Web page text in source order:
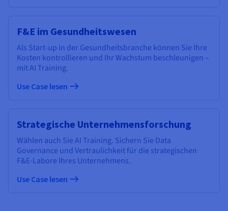
F&E im Gesundheitswesen
Als Start-up in der Gesundheitsbranche können Sie Ihre
Kosten kontrollieren und Ihr Wachstum beschleunigen –
mit AI Training.
Use Case lesen
Strategische Unternehmensforschung
Wählen auch Sie AI Training. Sichern Sie Data
Governance und Vertraulichkeit für die strategischen
F&E-Labore Ihres Unternehmens.
Use Case lesen